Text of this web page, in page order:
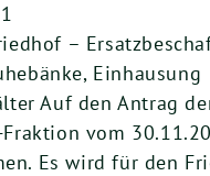
–
Einhausung
Auf den Antrag
vom
Es wird für den